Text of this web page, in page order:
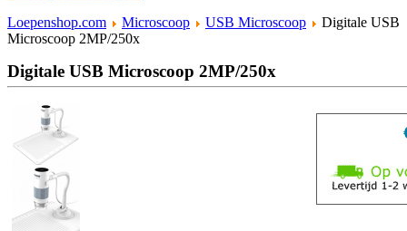
Loepenshop.com Microscoop USB Microscoop
Digitale USB
Microscoop 2MP/250x
Digitale USB Microscoop 2MP/250x